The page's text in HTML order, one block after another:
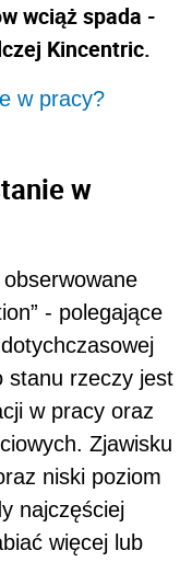
wciąż spada -
Kincentric.
w pracy?
w
- polegające
stanu rzeczy jest
w pracy oraz
Zjawisku
niski poziom
najczęściej
więcej lub